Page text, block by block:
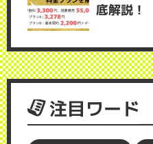
底解説！
注目ワード